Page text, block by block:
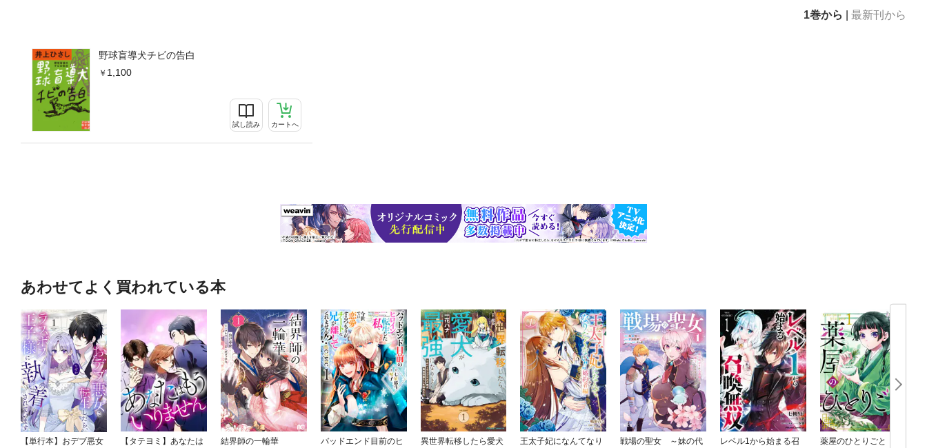
1巻から 最新刊から
野球盲導犬チビの告白
1,100
試し読み カートへ
あわせてよく買われている本
【単行本】おデブ悪女
【タテヨミ】あなたは
結界師の一輪華
バッドエンド目前のヒ
異世界転移したら愛犬
王太子妃になんてなり
戦場の聖女 ～妹の代
レベル1から始まる召
薬屋のひとりごと